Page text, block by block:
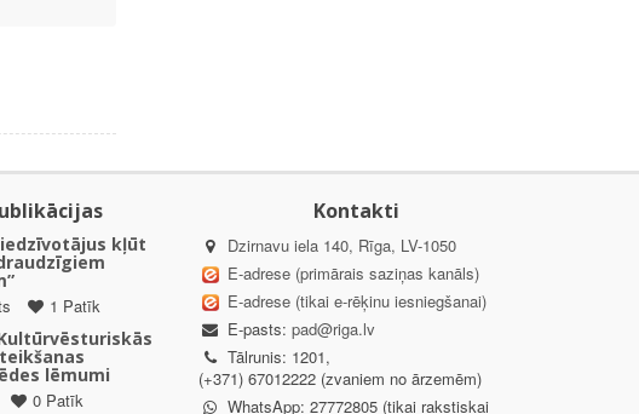
kļūt
1 Patīk
Kultūrvēsturiskās
lēmumi
0 Patīk
Kontakti
Dzirnavu iela 140, Rīga, LV-1050
E-adrese (primārais saziņas kanāls)
E-adrese (tikai e-rēķinu iesniegšanai)
E-pasts: pad@riga.lv
Tālrunis: 1201,
(+371) 67012222 (zvaniem no ārzemēm)
WhatsApp: 27772805 (tikai rakstiskai